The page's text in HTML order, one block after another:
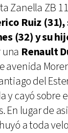
Zanella ZB
Ruiz
(32) y su
Renault
avenida
del
y cayó sobre
En lugar de
a toda